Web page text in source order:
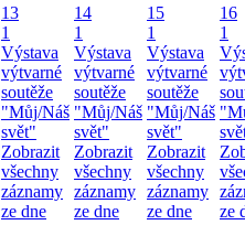
13
1
Výstava
výtvarné
soutěže
"Můj/Náš
svět"
Zobrazit
všechny
záznamy
ze dne
14
1
Výstava
výtvarné
soutěže
"Můj/Náš
svět"
Zobrazit
všechny
záznamy
ze dne
15
1
Výstava
výtvarné
soutěže
"Můj/Náš
svět"
Zobrazit
všechny
záznamy
ze dne
16
1
ze